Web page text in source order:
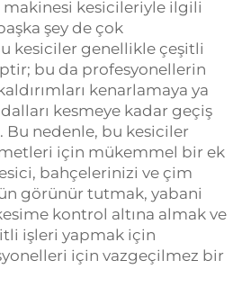
kesicileriyle ilgili
şey de çok
kesiciler genellikle çeşitli
bu da profesyonellerin
kenarlamaya ya
kesmeye kadar geçiş
Bu nedenle, bu kesiciler
için mükemmel bir ek
bahçelerinizi ve çim
görünür tutmak, yabani
kontrol altına almak ve
işleri yapmak için
için vazgeçilmez bir